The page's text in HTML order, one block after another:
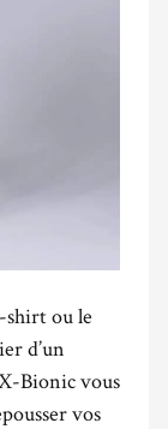
shirt ou le
d’un
Bionic vous
vos